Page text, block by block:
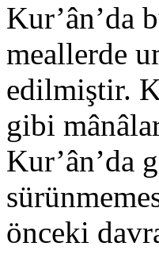
Kur’ân’da
meallerde
edilmiştir.
gibi
Kur’ân’da
önceki